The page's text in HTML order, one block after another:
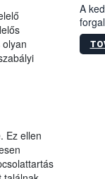
Ez ellen
A